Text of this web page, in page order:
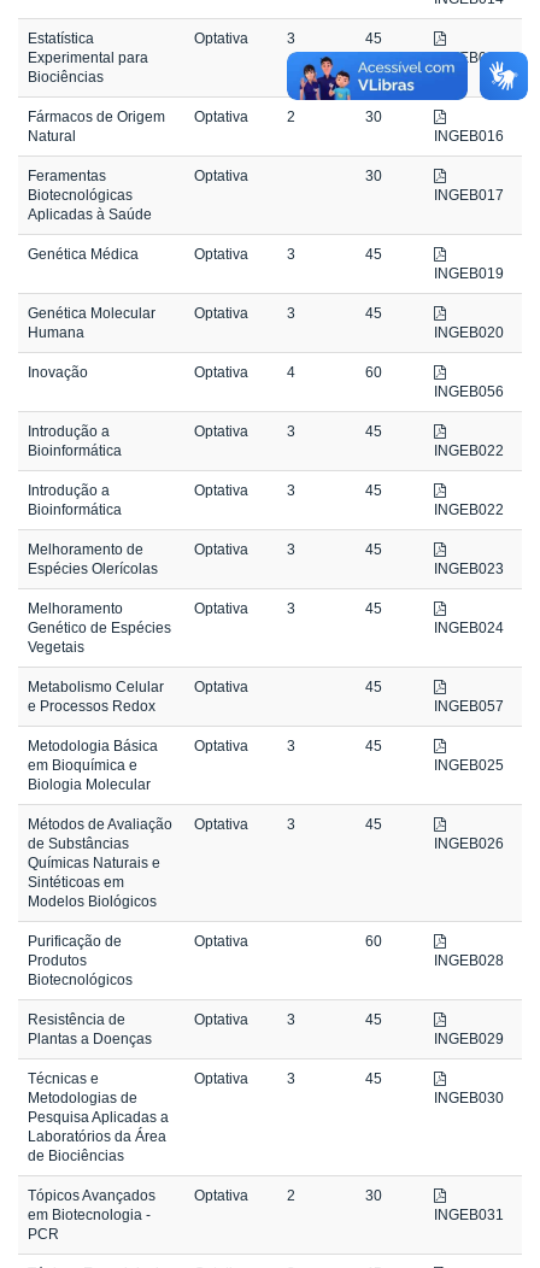
Estatística
Experimental para
Biociências
Optativa 3
45
INGEB015
Fármacos de Origem
Natural
Optativa 2
30
INGEB016
Feramentas
Biotecnológicas
Aplicadas à Saúde
Optativa
30
INGEB017
Genética Médica Optativa 3
45
INGEB019
Genética Molecular
Humana
Optativa 3
45
INGEB020
Inovação Optativa 4
60
INGEB056
Introdução a
Bioinformática
Optativa 3
45
INGEB022
Introdução a
Bioinformática
Optativa 3
45
INGEB022
Melhoramento de
Espécies Olerícolas
Optativa 3
45
INGEB023
Melhoramento
Genético de Espécies
Vegetais
Optativa 3
45
INGEB024
Metabolismo Celular
e Processos Redox
Optativa
45
INGEB057
Metodologia Básica
em Bioquímica e
Biologia Molecular
Optativa 3
45
INGEB025
Métodos de Avaliação
de Substâncias
Químicas Naturais e
Sintéticoas em
Modelos Biológicos
Optativa 3
45
INGEB026
Purificação de
Produtos
Biotecnológicos
Optativa
60
INGEB028
Resistência de
Plantas a Doenças
Optativa 3
45
INGEB029
Técnicas e
Metodologias de
Pesquisa Aplicadas a
Laboratórios da Área
de Biociências
Optativa 3
45
INGEB030
Tópicos Avançados
em Biotecnologia -
PCR
Optativa 2
30
INGEB031